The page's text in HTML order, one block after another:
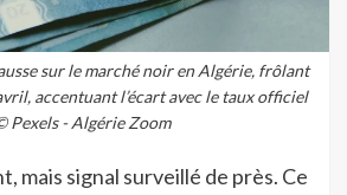
sur le marché noir en Algérie, frôlant
accentuant l’écart avec le taux officiel
Pexels - Algérie Zoom
mais signal surveillé de près. Ce